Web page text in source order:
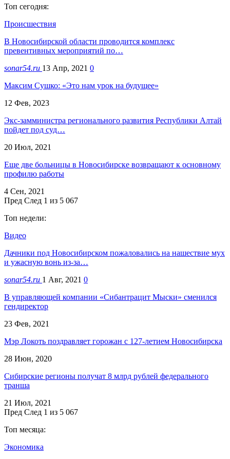
Топ сегодня:
Происшествия
В Новосибирской области проводится комплекс
превентивных мероприятий по…
sonar54.ru 13 Апр, 2021 0
Максим Сушко: «Это нам урок на будущее»
12 Фев, 2023
Экс-замминистра регионального развития Республики Алтай
пойдет под суд…
20 Июл, 2021
Еще две больницы в Новосибирске возвращают к основному
профилю работы
4 Сен, 2021
Пред След 1 из 5 067
Топ недели:
Видео
Дачники под Новосибирском пожаловались на нашествие мух
и ужасную вонь из-за…
sonar54.ru 1 Авг, 2021 0
В управляющей компании «Сибантрацит Мыски» сменился
гендиректор
23 Фев, 2021
Мэр Локоть поздравляет горожан с 127-летием Новосибирска
28 Июн, 2020
Сибирские регионы получат 8 млрд рублей федерального
транша
21 Июл, 2021
Пред След 1 из 5 067
Топ месяца:
Экономика